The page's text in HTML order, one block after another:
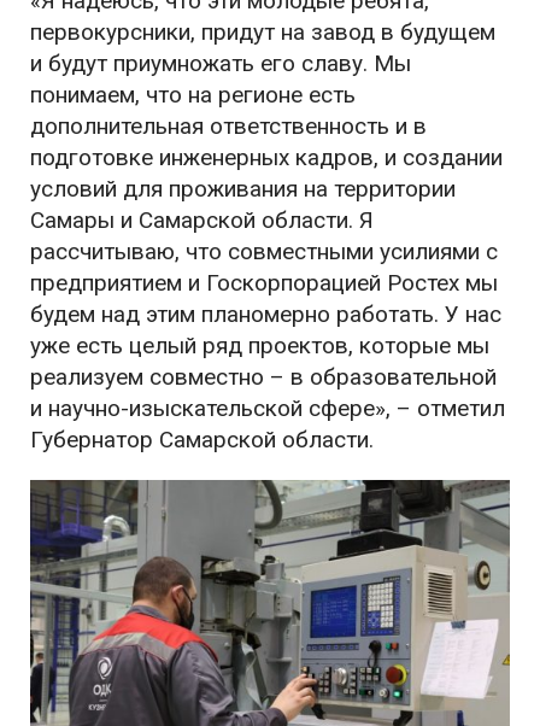
первокурсники, придут на завод в будущем
и будут приумножать его славу. Мы
понимаем, что на регионе есть
дополнительная ответственность и в
подготовке инженерных кадров, и создании
условий для проживания на территории
Самары и Самарской области. Я
рассчитываю, что совместными усилиями с
предприятием и Госкорпорацией Ростех мы
будем над этим планомерно работать. У нас
уже есть целый ряд проектов, которые мы
реализуем совместно – в образовательной
и научно-изыскательской сфере», – отметил
Губернатор Самарской области.